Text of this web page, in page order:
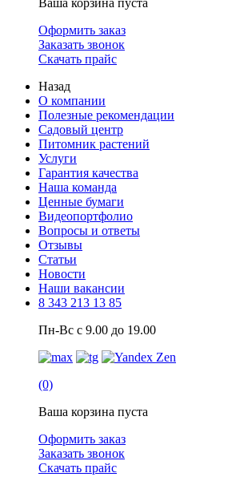
Ваша корзина пуста
Оформить заказ
Заказать звонок
Скачать прайс
Назад
О компании
Полезные рекомендации
Садовый центр
Питомник растений
Услуги
Гарантия качества
Наша команда
Ценные бумаги
Видеопортфолио
Вопросы и ответы
Отзывы
Статьи
Новости
Наши вакансии
8 343 213 13 85
Пн-Вс с 9.00 до 19.00
(0)
Ваша корзина пуста
Оформить заказ
Заказать звонок
Скачать прайс